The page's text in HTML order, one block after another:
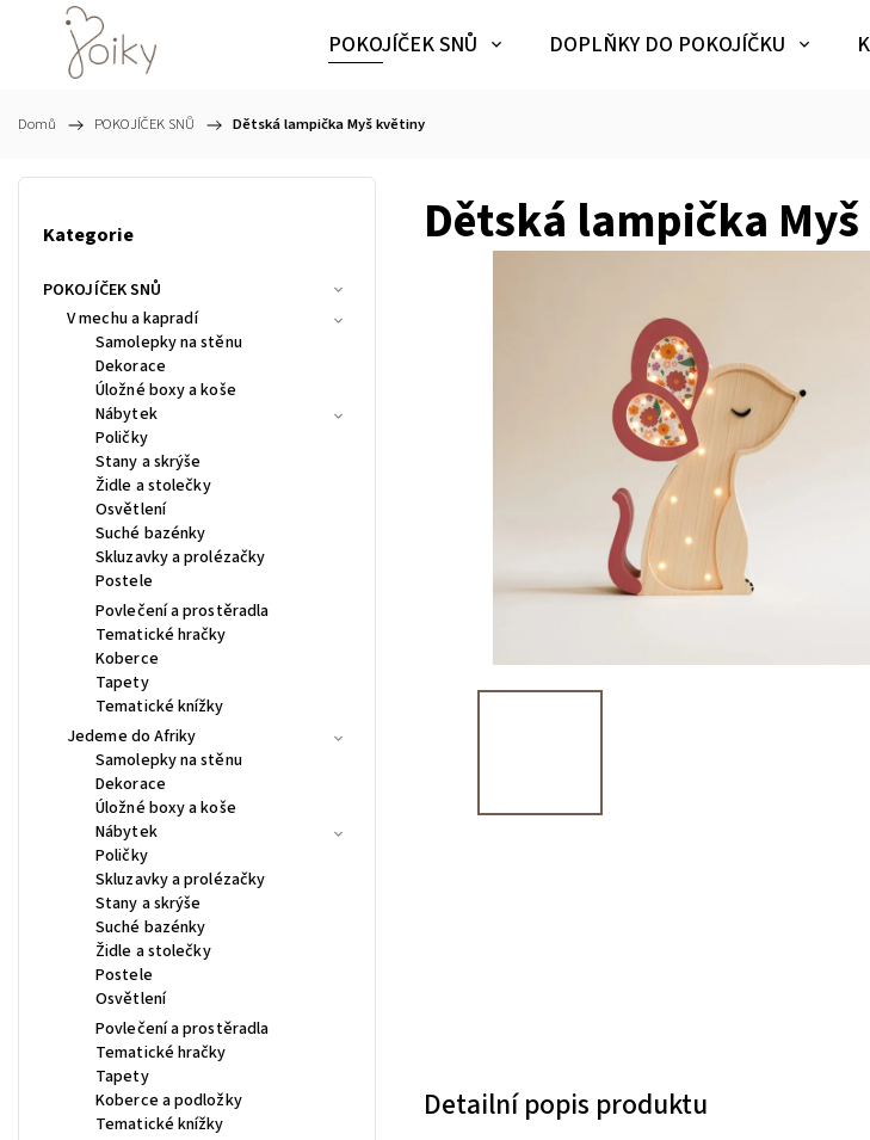
POKOJÍČEK SNŮ DOPLŇKY DO POKOJÍČKU
Domů / POKOJÍČEK SNŮ / Dětská lampička Myš květiny
Kategorie
POKOJÍČEK SNŮ
V mechu a kapradí
Samolepky na stěnu
Dekorace
Úložné boxy a koše
Nábytek
Poličky
Stany a skrýše
Židle a stolečky
Osvětlení
Suché bazénky
Skluzavky a prolézačky
Postele
Povlečení a prostěradla
Tematické hračky
Koberce
Tapety
Tematické knížky
Jedeme do Afriky
Samolepky na stěnu
Dekorace
Úložné boxy a koše
Nábytek
Poličky
Skluzavky a prolézačky
Stany a skrýše
Suché bazénky
Židle a stolečky
Postele
Osvětlení
Povlečení a prostěradla
Tematické hračky
Tapety
Koberce a podložky
Tematické knížky
Dětská lampička
Detailní popis produktu